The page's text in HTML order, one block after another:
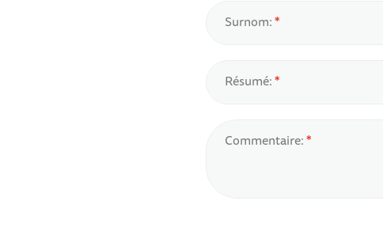
Surnom:
Résumé:
Commentaire: